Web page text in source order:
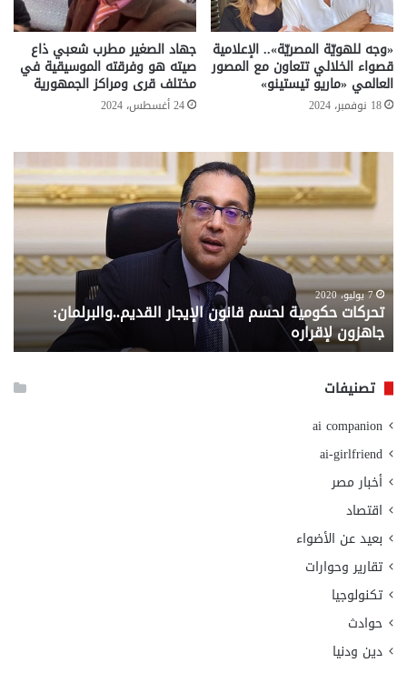
«وجه للهويّة المصريّة».. الإعلامية
قصواء الخلالي تتعاون مع المصور
العالمي «ماريو تيستينو»
18 نوفمبر، 2024
جهاد الصغير مطرب شعبي ذاع
صيته هو وفرقته الموسيقية في
مختلف قرى ومراكز الجمهورية
24 أغسطس، 2024
تحركات
حكومية
لحسم
قانون
القديم..والبرلمان:
جاهزون
لإقراره
7 يوليو، 2020
تحركات حكومية لحسم قانون الإيجار القديم..والبرلمان:
جاهزون لإقراره
..
من
تصنيفات
ai companion
ai-girlfriend
أخبار مصر
اقتصاد
بعيد عن الأضواء
تقارير وحوارات
تكنولوجيا
حوادث
دين ودنيا